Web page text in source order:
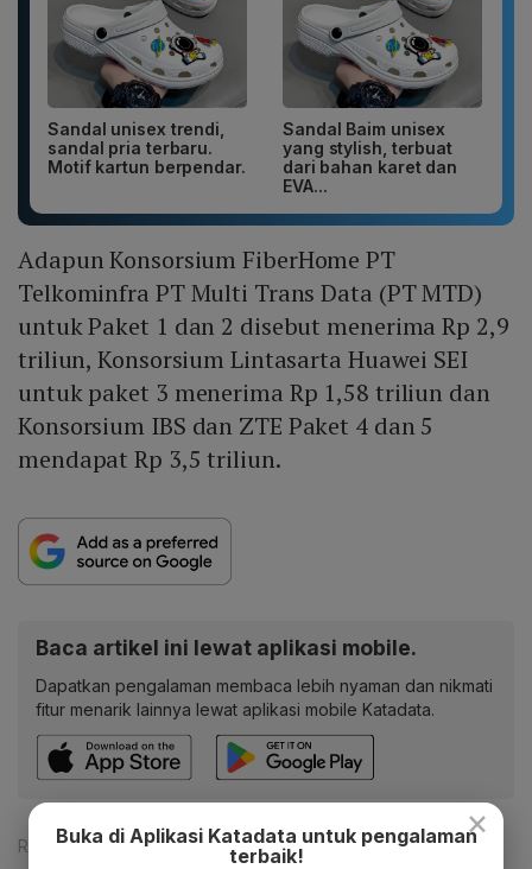
Sandal unisex trendi,
sandal pria terbaru.
Motif kartun berpendar.
Sandal Baim unisex
yang stylish, terbuat
dari bahan karet dan
EVA...
Adapun Konsorsium FiberHome PT
Telkominfra PT Multi Trans Data (PT MTD)
untuk Paket 1 dan 2 disebut menerima Rp 2,9
triliun, Konsorsium Lintasarta Huawei SEI
untuk paket 3 menerima Rp 1,58 triliun dan
Konsorsium IBS dan ZTE Paket 4 dan 5
mendapat Rp 3,5 triliun.
Baca artikel ini lewat aplikasi mobile.
Dapatkan pengalaman membaca lebih nyaman dan nikmati
fitur menarik lainnya lewat aplikasi mobile Katadata.
Reporter: Antara
×
Buka di Aplikasi Katadata untuk pengalaman
terbaik!